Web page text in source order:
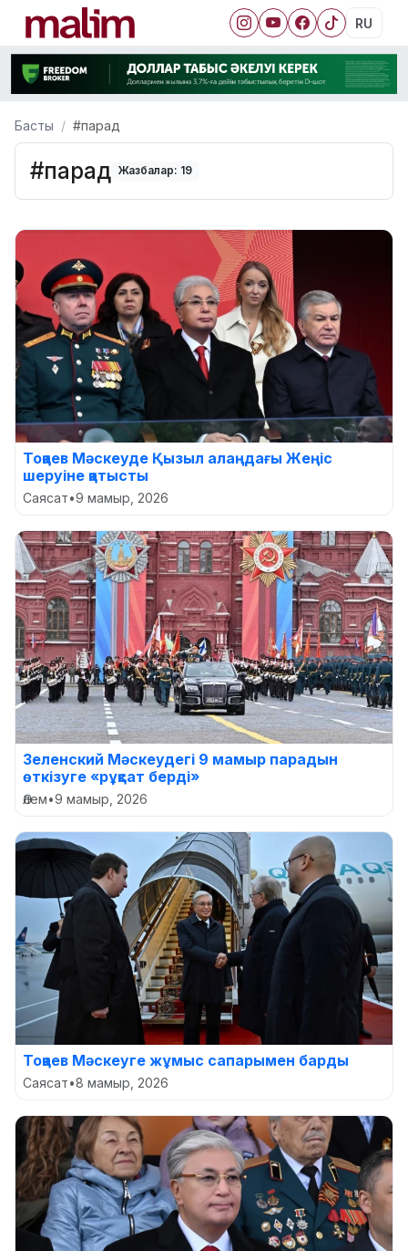
RU
Басты #парад
#парад Жазбалар: 19
Тоқаев Мәскеуде Қызыл алаңдағы Жеңіс
шеруіне қатысты
Саясат•9 мамыр, 2026
Зеленский Мәскеудегі 9 мамыр парадын
өткізуге «рұқсат берді»
Әлем•9 мамыр, 2026
Тоқаев Мәскеуге жұмыс сапарымен барды
Саясат•8 мамыр, 2026